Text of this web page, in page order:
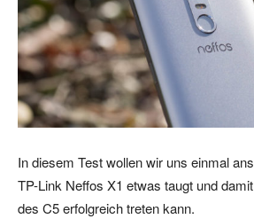
In diesem Test wollen wir uns einmal
TP-Link Neffos X1 etwas taugt und
des C5 erfolgreich treten kann.